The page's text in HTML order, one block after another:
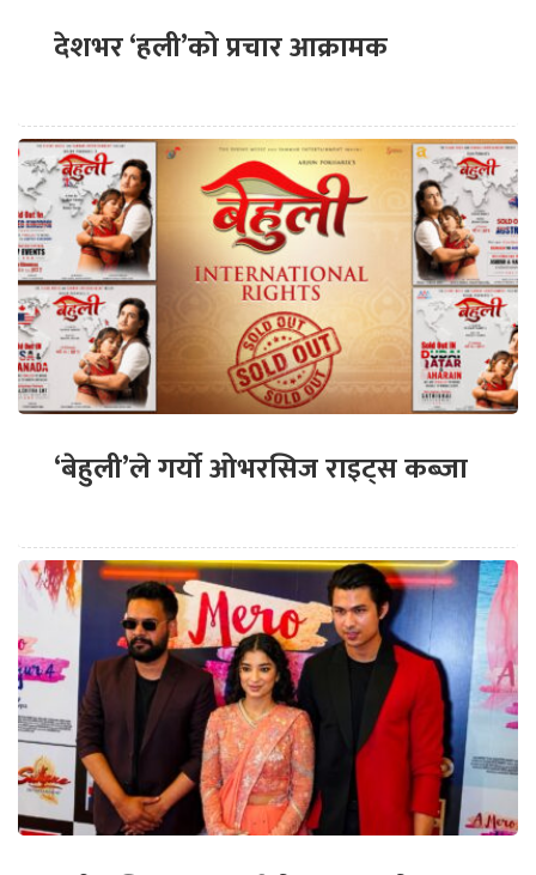
देशभर ‘हली’को प्रचार आक्रामक
‘बेहुली’ले गर्यो ओभरसिज राइट्स कब्जा